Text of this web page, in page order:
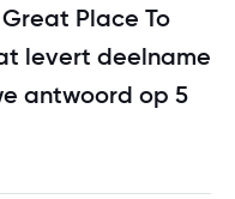
great place
Place To
levert deelname
antwoord op 5